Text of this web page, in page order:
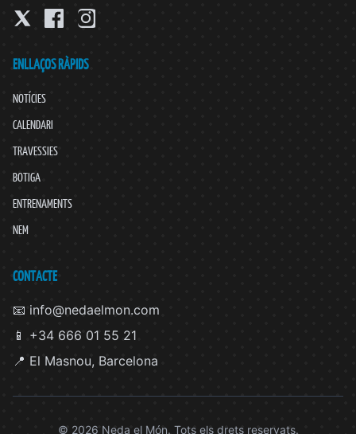
ENLLAÇOS RÀPIDS
NOTÍCIES
CALENDARI
TRAVESSIES
BOTIGA
ENTRENAMENTS
NEM
CONTACTE
📧 info@nedaelmon.com
📱 +34 666 01 55 21
📍 El Masnou, Barcelona
© 2026 Neda el Món. Tots els drets reservats.